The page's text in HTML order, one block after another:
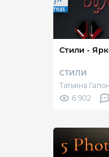
Стили -
СТИЛИ
Татьяна
6 902